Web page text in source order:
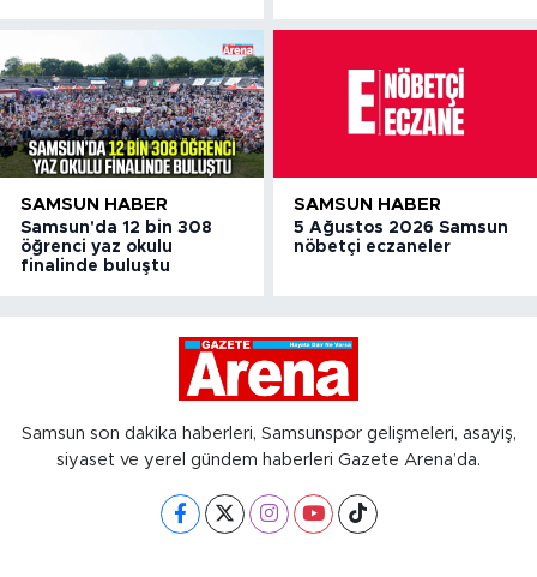
SAMSUN HABER
Samsun'da 12 bin 308
öğrenci yaz okulu
finalinde buluştu
SAMSUN HABER
5 Ağustos 2026 Samsun
nöbetçi eczaneler
Samsun son dakika haberleri, Samsunspor gelişmeleri, asayiş,
siyaset ve yerel gündem haberleri Gazete Arena’da.